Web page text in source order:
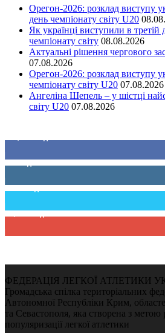
Орегон-2026: розклад виступу
день чемпіонату світу U20
Як українці виступили в третій
чемпіонату світу 08.08.2026
Актуальні рішення чергового
07.08.2026
Орегон-2026: розклад виступу
чемпіонату світу U20 07.08.2026
Ангеліна Шепель – у шістці
світу U20 07.08.2026
0 Підписників
234 Підписників
9,370 Підписників
ФЕДЕРАЦІЯ ЛЕГКОЇ АТЛЕТИКИ
Громадська спілка територіальних
Автономної Республіки Крим,
та Севастополя, яка створена з метою
популяризації легкої атлетики